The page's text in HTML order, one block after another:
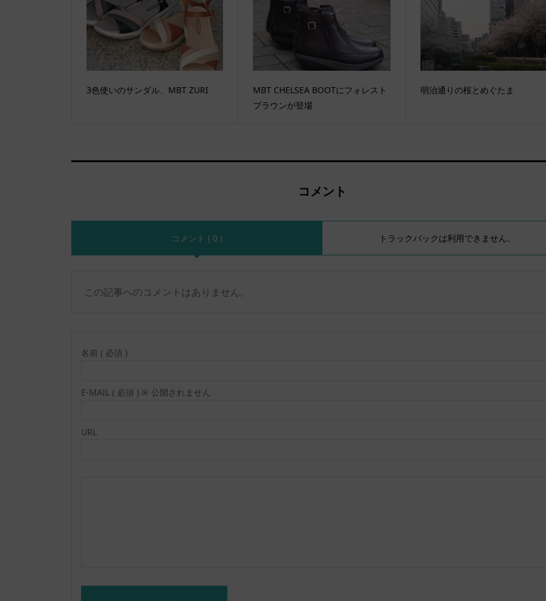
3色使いのサンダル、MBT ZURI
MBT CHELSEA BOOTにフォレスト
ブラウンが登場
明治通りの桜とめぐたま
コメント
コメント ( 0 ) トラックバックは利用できません。
この記事へのコメントはありません。
名前 ( 必須 )
E-MAIL ( 必須 ) ※ 公開されません
URL